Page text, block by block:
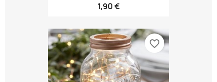
1,90 €
favorite_border